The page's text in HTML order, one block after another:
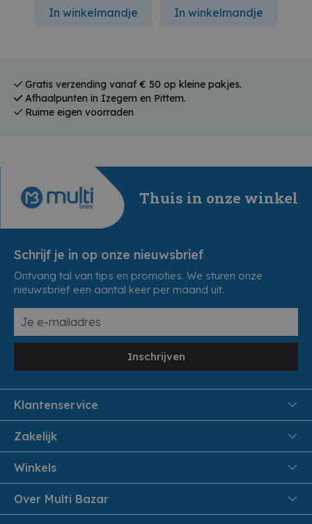
In winkelmandje In winkelmandje
Gratis verzending vanaf € 50 op kleine pakjes.
Afhaalpunten in Izegem en Pittem.
Ruime eigen voorraden
Thuis in onze winkel
Schrijf je in op onze nieuwsbrief
Ontvang tal van tips en promoties. We sturen onze
nieuwsbrief een aantal keer per maand uit.
Inschrijven
Klantenservice
FAQ
Veiligheid en Privacy
Leveren aan huis
Zakelijk
Samenwoonactie
B2B
Winkels
Pittem
Izegem
Over Multi Bazar